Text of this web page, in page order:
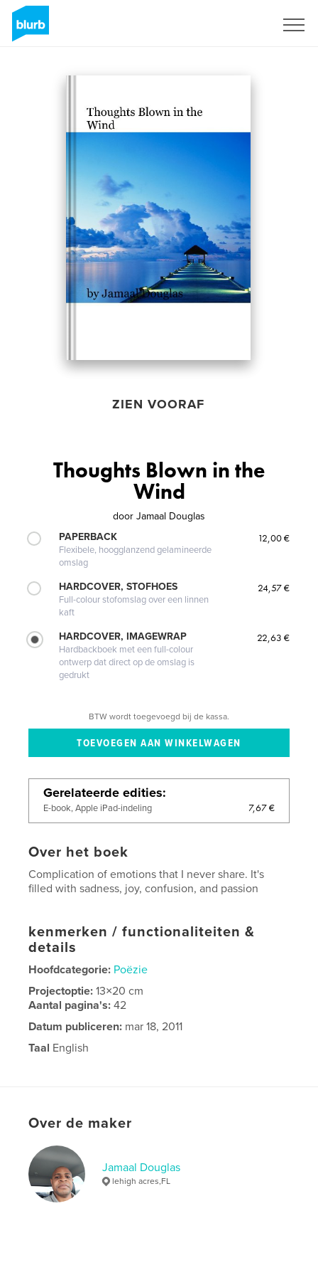
ZIEN VOORAF
Thoughts Blown in the
Wind
door Jamaal Douglas
PAPERBACK
Flexibele, hoogglanzend gelamineerde
omslag
12,00 €
HARDCOVER, STOFHOES
Full-colour stofomslag over een linnen
kaft
24,57 €
HARDCOVER, IMAGEWRAP
Hardbackboek met een full-colour
ontwerp dat direct op de omslag is
gedrukt
22,63 €
BTW wordt toegevoegd bij de kassa.
Gerelateerde edities
E-book, Apple iPad-indeling 7,67 €
Over het boek
Complication of emotions that I never share. It's
filled with sadness, joy, confusion, and passion
kenmerken / functionaliteiten &
details
Hoofdcategorie: Poëzie
Projectoptie:13×20 cm
Aantal pagina's:42
Datum publiceren: mar 18, 2011
Taal English
Over de maker
Jamaal Douglas
lehigh acres,FL